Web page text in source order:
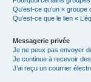
Qu’est-ce qu’un « groupe
Qu’est-ce que le lien «
Messagerie privée
Je ne peux pas envoyer
Je continue à recevoir
J’ai reçu un courrier